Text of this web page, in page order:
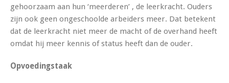
gehoorzaam aan hun ‘meerderen’ , de leerkracht. Ouders
zijn ook geen ongeschoolde arbeiders meer. Dat betekent
dat de leerkracht niet meer de macht of de overhand heeft
omdat hij meer kennis of status heeft dan de ouder.
Opvoedingstaak